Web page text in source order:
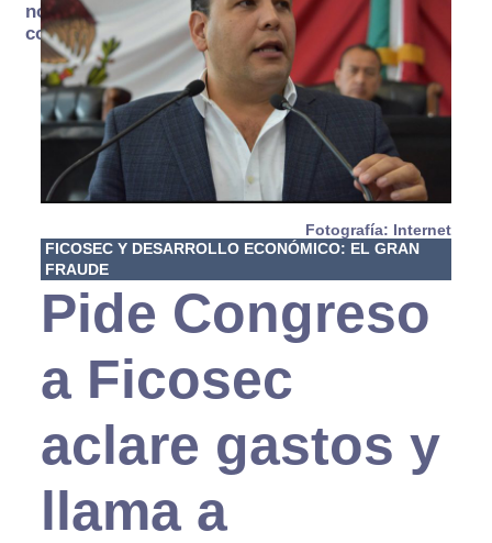
no se
consume
Fotografía: Internet
FICOSEC Y DESARROLLO ECONÓMICO: EL GRAN
FRAUDE
Pide Congreso
a Ficosec
aclare gastos y
llama a